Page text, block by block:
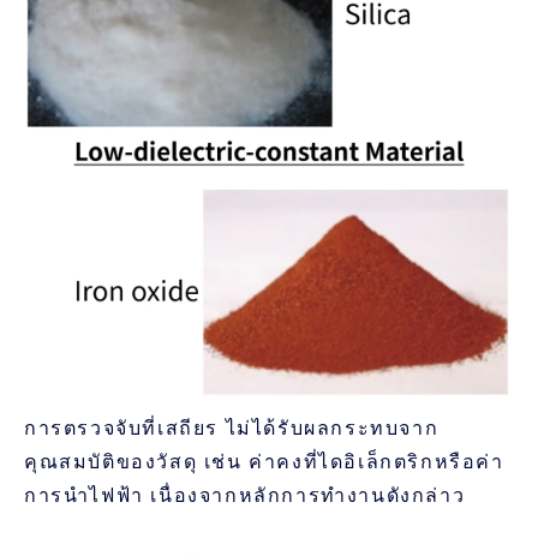
การตรวจจับที่เสถียร ไม่ได้รับผลกระทบจาก
คุณสมบัติของวัสดุ เช่น ค่าคงที่ไดอิเล็กตริกหรือค่า
การนำไฟฟ้า เนื่องจากหลักการทำงานดังกล่าว